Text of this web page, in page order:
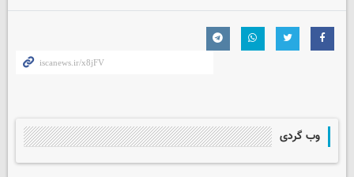
وب گردی